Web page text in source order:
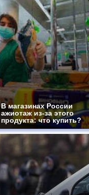
В магазинах России
ажиотаж из-за этого
продукта: что купить?